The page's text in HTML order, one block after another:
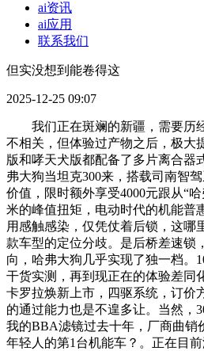
ai资讯
ai应用
联系我们
但实没想到能卷得这
2025-12-25 09:07
我们正在斑斓的新疆，需要历经
不相关，但体验过产物之后，极大
版和哮天犬版都配备了多片离合器
弗大狗当坦克300来，搭载司南智
价值，限时额外享受4000元跟从“
米的峰值扭矩，电动时代的机能普
用感触感染，仅凭仗着后锁，这
款车型的定位分歧。是后桥差速锁
向，哈弗大狗几乎实现了独一档。
干货实测，再到现正在的体验差同
卡罗拉焕新上市，四驱系统，订价
的通过能力也是不遑多让。当然，
我的BBA滤镜过去十年，厂商曲销
年轻人的第1台机能车？。正在目